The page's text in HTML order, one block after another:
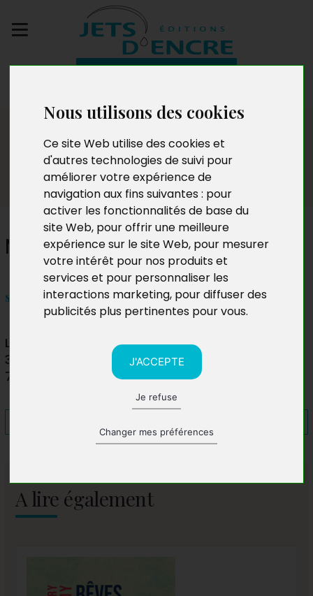
Nous utilisons des cookies
Ce site Web utilise des cookies et
d'autres technologies de suivi pour
améliorer votre expérience de
navigation aux fins suivantes : pour
activer les fonctionnalités de base du
site Web, pour offrir une meilleure
expérience sur le site Web, pour mesurer
votre intérêt pour nos produits et
services et pour personnaliser les
interactions marketing, pour diffuser des
publicités plus pertinentes pour vous.
J'ACCEPTE
Je refuse
Changer mes préférences
Dédicaces
Monique Boisseron
samedi 5 avril 2025 de 15h à 18h
Librairie Calypso
32 Rue Gassendi
75014 Paris
A lire également